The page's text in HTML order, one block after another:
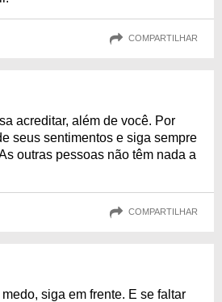
COMPARTILHAR
acreditar, além de você. Por
seus sentimentos e siga sempre
outras pessoas não têm nada a
COMPARTILHAR
siga em frente. E se faltar